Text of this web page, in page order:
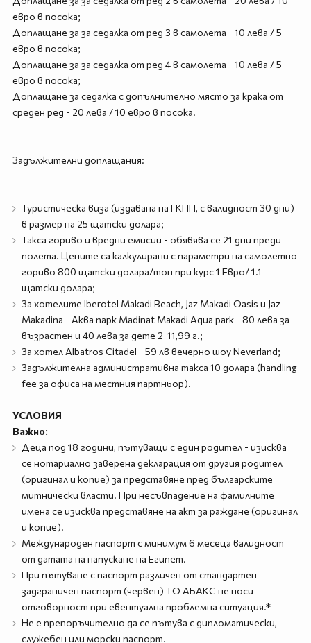
евро в посока;
Доплащане за за седалка от ред 3 в самолета - 10 лева / 5
евро в посока;
Доплащане за за седалка от ред 4 в самолета - 10 лева / 5
евро в посока;
Доплащане за седалка с допълнително място за крака от
среден ред - 20 лева / 10 евро в посока.
Задължителни доплащания:
Туристическа виза (издавана на ГКПП, с валидност 30 дни)
в размер на 25 щатски долара;
Такса гориво и вредни емисии - обявява се 21 дни преди
полета. Цените са калкулирани с параметри на самолетно
гориво 800 щатски долара/тон при курс 1 Евро/ 1.1
щатски долара;
За хотелите Iberotel Makadi Beach, Jaz Makadi Oasis и Jaz
Makadina - Аква парк Madinat Makadi Aqua park - 80 лева за
възрастен и 40 лева за дете 2-11,99 г.;
За хотел Albatros Citadel - 59 лв вечерно шоу Neverland;
Задължителна административна такса 10 долара (handling
fee за офиса на местния партньор).
УСЛОВИЯ
Важно:
Деца под 18 години, пътуващи с един родител - изисква
се нотариално заверена декларация от другия родител
(оригинал и копие) за представяне пред българските
митнически власти. При несъвпадение на фамилните
имена се изисква представяне на акт за раждане (оригинал
и копие).
Международен паспорт с минимум 6 месеца валидност
от датата на напускане на Египет.
При пътуване с паспорт различен от стандартен
задграничен паспорт (червен) ТО АБАКС не носи
отговорност при евентуална проблемна ситуация.*
Не е препоръчително да се пътува с дипломатически,
служебен или морски паспорт.